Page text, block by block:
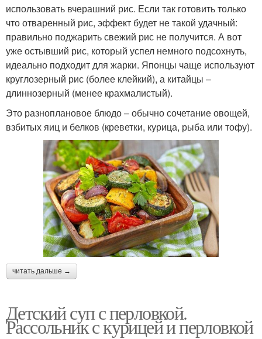
использовать вчерашний рис. Если так готовить только
что отваренный рис, эффект будет не такой удачный:
правильно поджарить свежий рис не получится. А вот
уже остывший рис, который успел немного подсохнуть,
идеально подходит для жарки. Японцы чаще используют
круглозерный рис (более клейкий), а китайцы –
длиннозерный (менее крахмалистый).
Это разноплановое блюдо – обычно сочетание овощей,
взбитых яиц и белков (креветки, курица, рыба или тофу).
читать дальше →
Детский суп с перловкой.
Рассольник с курицей и перловкой